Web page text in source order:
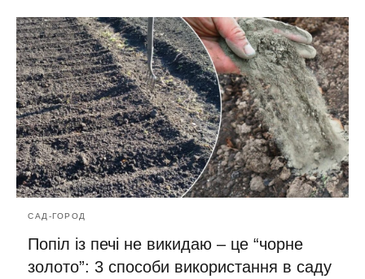
САД-ГОРОД
Попіл із печі не викидаю – це “чорне
золото”: 3 способи використання в саду